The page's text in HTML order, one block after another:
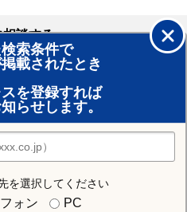
索条件で
載されたとき
を登録すれば
らせします。
を選択してください
ォン PC
相談する
を見る